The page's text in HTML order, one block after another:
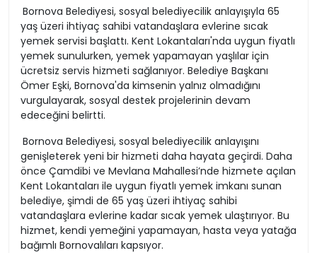
Bornova Belediyesi, sosyal belediyecilik anlayışıyla 65
yaş üzeri ihtiyaç sahibi vatandaşlara evlerine sıcak
yemek servisi başlattı. Kent Lokantaları'nda uygun fiyatlı
yemek sunulurken, yemek yapamayan yaşlılar için
ücretsiz servis hizmeti sağlanıyor. Belediye Başkanı
Ömer Eşki, Bornova'da kimsenin yalnız olmadığını
vurgulayarak, sosyal destek projelerinin devam
edeceğini belirtti.
Bornova Belediyesi, sosyal belediyecilik anlayışını
genişleterek yeni bir hizmeti daha hayata geçirdi. Daha
önce Çamdibi ve Mevlana Mahallesi’nde hizmete açılan
Kent Lokantaları ile uygun fiyatlı yemek imkanı sunan
belediye, şimdi de 65 yaş üzeri ihtiyaç sahibi
vatandaşlara evlerine kadar sıcak yemek ulaştırıyor. Bu
hizmet, kendi yemeğini yapamayan, hasta veya yatağa
bağımlı Bornovalıları kapsıyor.